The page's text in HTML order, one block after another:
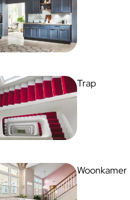
Trap
Woonkamer